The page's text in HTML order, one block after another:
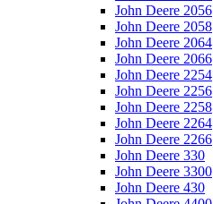
John Deere 2056
John Deere 2058
John Deere 2064
John Deere 2066
John Deere 2254
John Deere 2256
John Deere 2258
John Deere 2264
John Deere 2266
John Deere 330
John Deere 3300
John Deere 430